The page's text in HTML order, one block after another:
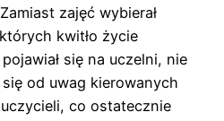
zajęć wybierał
kwitło życie
się na uczelni, nie
od uwag kierowanych
co ostatecznie